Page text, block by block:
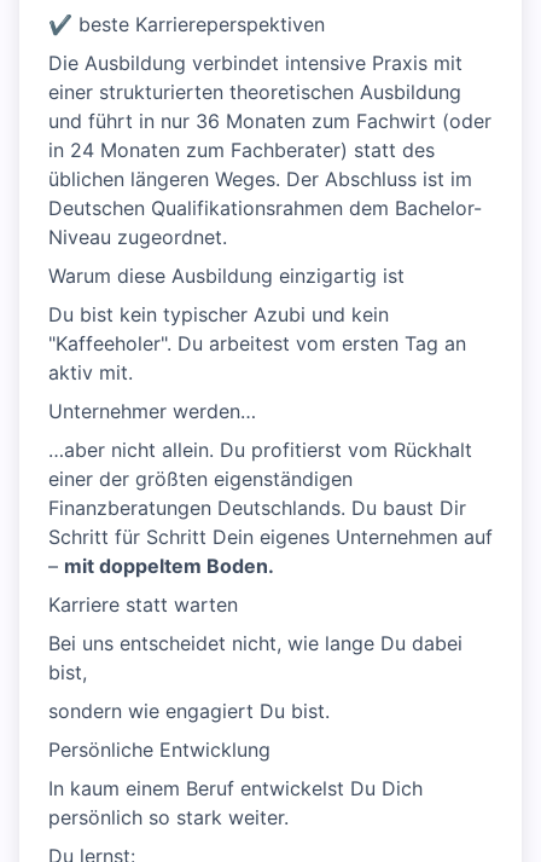
✔ beste Karriereperspektiven
Die Ausbildung verbindet intensive Praxis mit
einer strukturierten theoretischen Ausbildung
und führt in nur 36 Monaten zum Fachwirt (oder
in 24 Monaten zum Fachberater) statt des
üblichen längeren Weges. Der Abschluss ist im
Deutschen Qualifikationsrahmen dem Bachelor-
Niveau zugeordnet.
Warum diese Ausbildung einzigartig ist
Du bist kein typischer Azubi und kein
"Kaffeeholer". Du arbeitest vom ersten Tag an
aktiv mit.
Unternehmer werden…
…aber nicht allein. Du profitierst vom Rückhalt
einer der größten eigenständigen
Finanzberatungen Deutschlands. Du baust Dir
Schritt für Schritt Dein eigenes Unternehmen auf
– mit doppeltem Boden.
Karriere statt warten
Bei uns entscheidet nicht, wie lange Du dabei
bist,
sondern wie engagiert Du bist.
Persönliche Entwicklung
In kaum einem Beruf entwickelst Du Dich
persönlich so stark weiter.
Du lernst: